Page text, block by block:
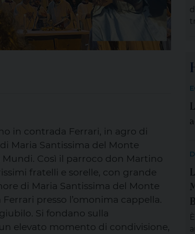
in contrada Ferrari, in agro di
Maria Santissima del Monte
Così il parroco don Martino
fratelli e sorelle, con grande
di Maria Santissima del Monte
presso l’omonima cappella.
Si fondano sulla
elevato momento di condivisione,